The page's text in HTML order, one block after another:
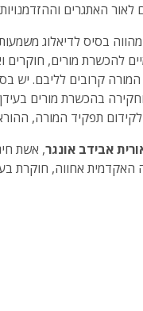
לאור האתגרים
בסיס לדיאלוג
להכשרת מורים, חוקרים
המורה קרובים לליבם. יש
בהכשרת מורים
לקידום תפקיד המורה,
אבידב אונגר, אשת
האקדמית אחווה, חוקרת